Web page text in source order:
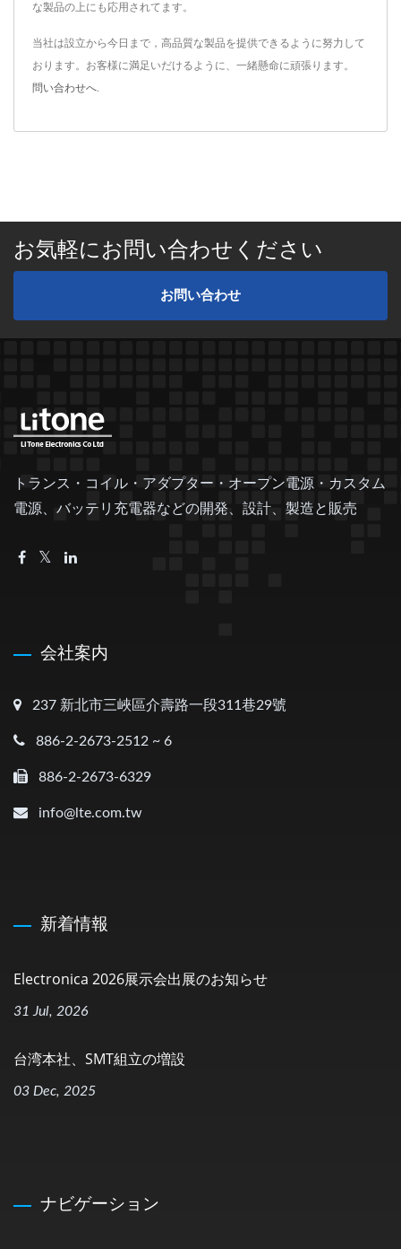
な製品の上にも応用されてます。
当社は設立から今日まで，高品質な製品を提供できるように努力して
おります。お客様に満足いだけるように、一緒懸命に頑張ります。
問い合わせへ
お気軽にお問い合わせください
お問い合わせ
トランス・コイル・アダプター・オープン電源・カスタム
電源、バッテリ充電器などの開発、設計、製造と販売
会社案内
237 新北市三峽區介壽路一段311巷29號
886-2-2673-2512 ~ 6
886-2-2673-6329
info@lte.com.tw
新着情報
Electronica 2026展示会出展のお知らせ
31 Jul, 2026
台湾本社、SMT組立の増設
03 Dec, 2025
ナビゲーション